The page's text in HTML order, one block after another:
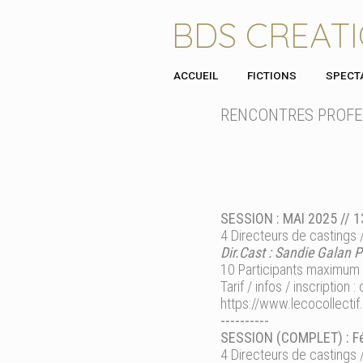
BDS
ACCUEIL FICTIONS
RENCONTRES
SESSION : MAI 2025 //
4 Directeurs de
Dir.Cast : Sandie Galan
10 Participants
Tarif / infos / inscription :
https://
----------
SESSION (COMPLET) :
4 Directeurs de